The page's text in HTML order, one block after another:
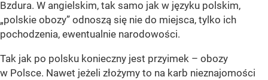
Bzdura. W angielskim, tak samo jak w języku polskim,
„polskie obozy” odnoszą się nie do miejsca, tylko ich
pochodzenia, ewentualnie narodowości.
Tak jak po polsku konieczny jest przyimek – obozy
w Polsce. Nawet jeżeli złożymy to na karb nieznajomości